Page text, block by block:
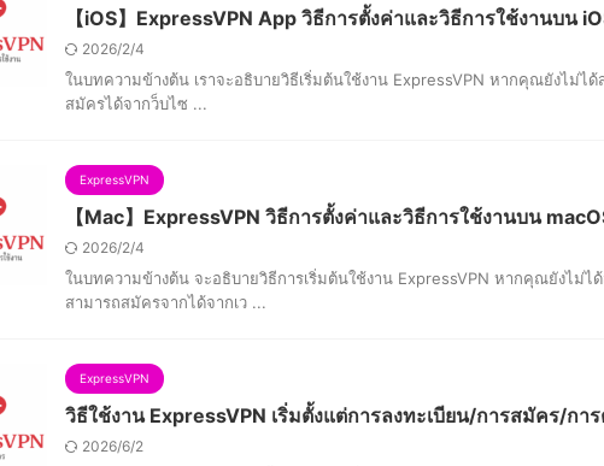
【iOS】ExpressVPN App วิธีการตั้งค่าและวิธีการใช้งานบน
2026/2/4
ในบทความข้างต้น เราจะอธิบายวิธีเริ่มต้นใช้งาน ExpressVPN หากคุณยังไม่ไ
สมัครได้จากว็บไซ ...
ExpressVPN
【Mac】ExpressVPN วิธีการตั้งค่าและวิธีการใช้งานบน
2026/2/4
ในบทความข้างต้น จะอธิบายวิธีการเริ่มต้นใช้งาน ExpressVPN หากคุณยังไม่ไ
สามารถสมัครจากได้จากเว ...
ExpressVPN
วิธีใช้งาน ExpressVPN เริ่มตั้งแต่การลงทะเบียน/การสมัคร/กา
2026/6/2